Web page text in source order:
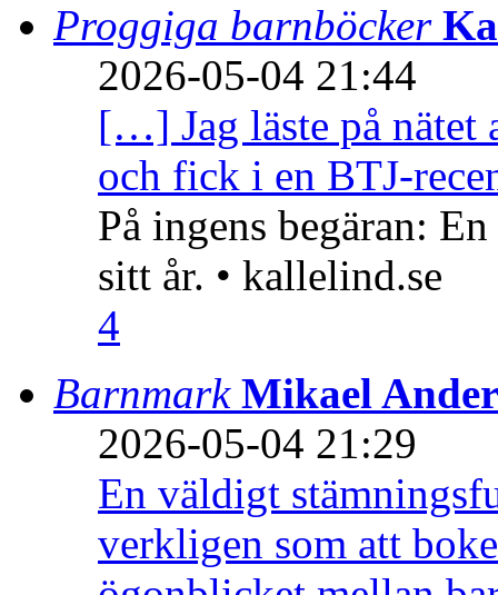
Proggiga barnböcker
2026-05-04 21:44
[…] Jag läste på nätet
och fick i en BTJ-
På ingens begäran:
sitt år. • kallelind.se
4
Barnmark Mikael
2026-05-04 21:29
En väldigt
verkligen som att